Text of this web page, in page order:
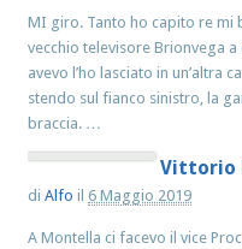
MI giro. Tanto ho capito re mi
vecchio televisore Brionvega
avevo l’ho lasciato in un’altra
stendo sul fianco sinistro, la
braccia. …
Vittorio
diAlfo il 6 Maggio 2019
A Montella ci facevo il vice